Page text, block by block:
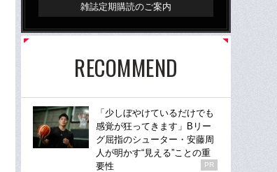
雑誌定期購読のご案内
RECOMMEND
「少しぼやけているだけでも
感覚が狂ってきます」Bリー
グ屈指のシューター・安藤周
人が明かす“見える”ことの重
要性
PR